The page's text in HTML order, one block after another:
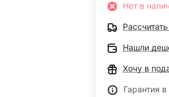
Нет в
Нашли
Хочу в
Гарантия